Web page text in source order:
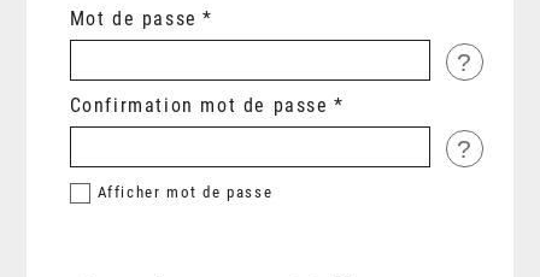
Mot de passe
?
Confirmation mot de passe
?
Afficher mot de passe